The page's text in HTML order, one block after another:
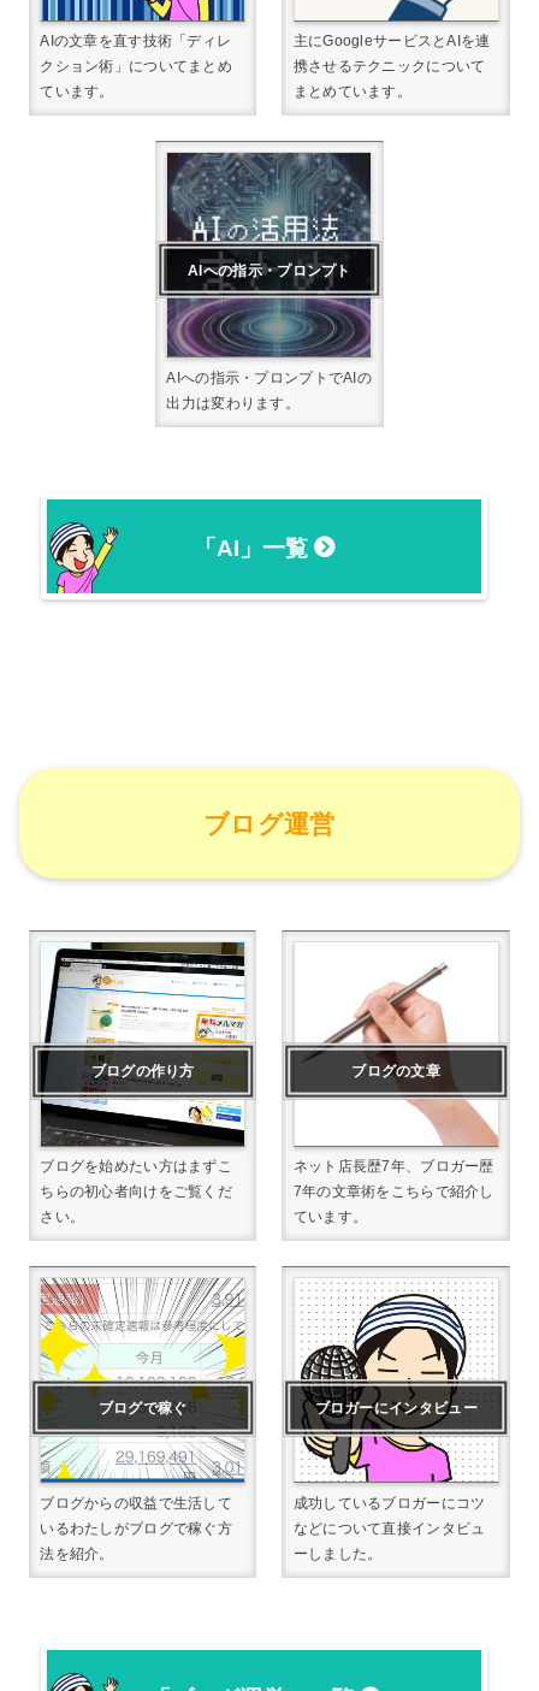
AIの文章を直す技術「ディレ
クション術」についてまとめ
ています。
主にGoogleサービスとAIを連
携させるテクニックについて
まとめています。
AIへの指示・プロンプト
AIへの指示・プロンプトでAIの
出力は変わります。
「AI」一覧
ブログ運営
ブログの作り方
ブログを始めたい方はまずこ
ちらの初心者向けをご覧くだ
さい。
ブログの文章
ネット店長歴7年、ブロガー歴
7年の文章術をこちらで紹介し
ています。
ブログで稼ぐ
ブログからの収益で生活して
いるわたしがブログで稼ぐ方
法を紹介。
ブロガーにインタビュー
成功しているブロガーにコツ
などについて直接インタビュ
ーしました。